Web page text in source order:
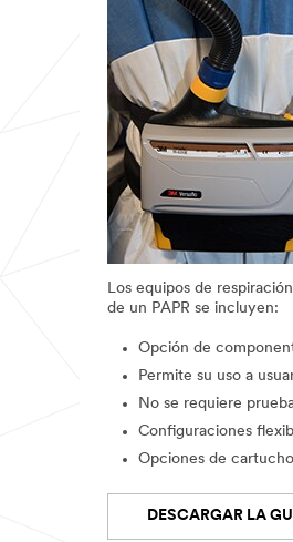
Los equipos de
de un PAPR se incluyen:
Opción de
Permite su uso a
No se requiere
Configuraciones
Opciones de
DESCARGAR LA